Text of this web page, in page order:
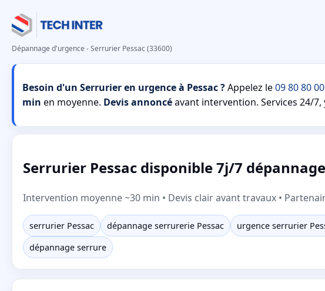
Dépannage d'urgence - Serrurier Pessac (33600)
Besoin d'un Serrurier en urgence à Pessac ?Appelez le09 80 80
min en moyenne. Devis annoncéavant intervention. Services 24/
Serrurier Pessac disponible 7j/7
Intervention moyenne ~30 min • Devis clair avant travaux •
serrurier Pessac dépannage serrurerie Pessac urgence serrurier
dépannage serrure